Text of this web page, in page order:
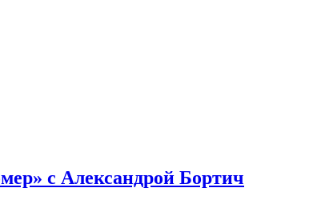
с Александрой Бортич